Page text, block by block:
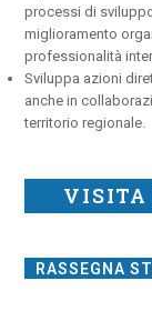
processi di
miglioramento
professionalità
Sviluppa azioni
anche in
territorio regionale.
VISITA
RASSEGNA